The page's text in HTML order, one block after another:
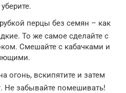
перцы без семян – как
То же самое сделайте с
Смешайте с кабачками и
огонь, вскипятите и затем
Не забывайте помешивать!